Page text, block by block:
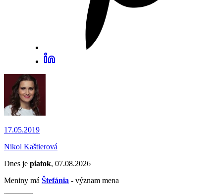
17.05.2019
Nikol Kaštierová
Dnes je piatok, 07.08.2026
Meniny má Štefánia - význam mena